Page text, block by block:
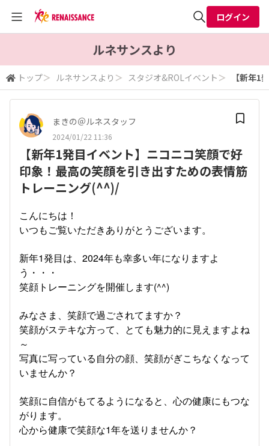
検索
ログイン
ルネサンスより
トップ＞ ルネサンスより ＞ スタジオ&ROLイベント ＞ 【新年1
まきの＠ルネスタッフ
2024/01/22 11:36
【新年1発目イベント】ニコニコ笑顔で好
印象！最高の笑顔を引き出すための表情筋
トレーニング(^^)/
こんにちは！
いつもご覧いただきありがとうございます。
新年1発目は、2024年も幸多い年になりますよ
う・・・
笑顔トレーニングを開催します(^^)
みなさま、笑顔で過ごされてますか？
笑顔がステキな方って、とても魅力的に見えますよね
～
写真に写っている自分の顔、笑顔がぎこちなくなって
いませんか？
笑顔に自信がもてるようになると、心の健康にもつな
がります。
心から健康で笑顔な1年を送りませんか？